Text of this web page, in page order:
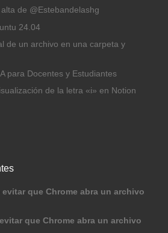
de @Estebandelashg
24.04
de un archivo en una carpeta y
para Docentes y Estudiantes
de la letra «i» en Notion
evitar que Chrome abra un archivo
que Chrome abra un archivo